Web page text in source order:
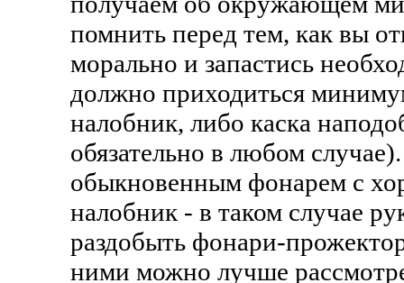
помнить перед тем, как вы
морально и запастись
должно приходиться
налобник, либо каска
обязательно в любом
обыкновенным фонарем с
налобник - в таком случае
раздобыть фонари-
ними можно лучше